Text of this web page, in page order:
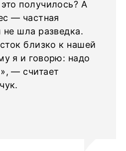
получилось? А
— частная
не шла разведка.
близко к нашей
я и говорю: надо
— считает